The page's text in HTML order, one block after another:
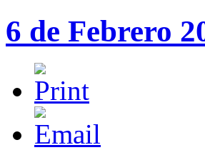
6 de Febrero